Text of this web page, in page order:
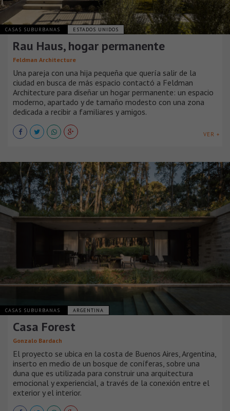
CASAS SUBURBANAS ESTADOS UNIDOS
Rau Haus, hogar permanente
Feldman Architecture
Una pareja con una hija pequeña que quería salir de la
ciudad en busca de más espacio contactó a Feldman
Architecture para diseñar un hogar permanente: un espacio
moderno, apartado y de tamaño modesto con una zona
dedicada a recibir a familiares y amigos.
VER +
CASAS SUBURBANAS ARGENTINA
Casa Forest
Gonzalo Bardach
El proyecto se ubica en la costa de Buenos Aires, Argentina,
inserto en medio de un bosque de coníferas, sobre una
duna que es utilizada para construir una arquitectura
emocional y experiencial, a través de la conexión entre el
exterior y el interior.